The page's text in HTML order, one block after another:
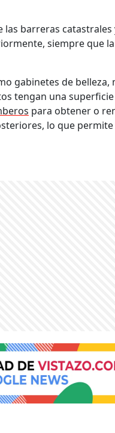
barreras
siempre que
gabinetes de
tengan una
para obtener o
lo que